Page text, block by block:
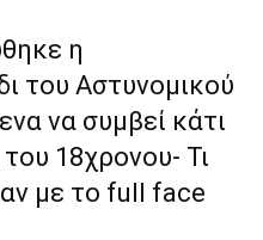
η
του Αστυνομικού
να συμβεί κάτι
18χρονου- Τι
με το full face